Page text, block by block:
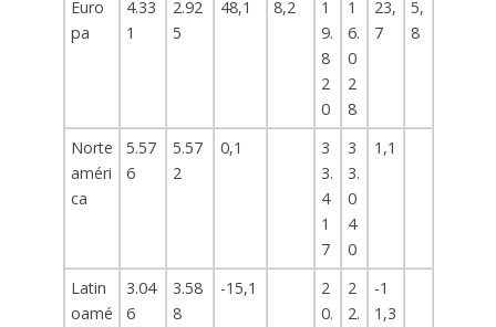
Euro
pa
4.33
1
2.92
5
48,1 8,2
1
9.
8
2
0
1
6.
0
2
8
23,
7
5,
8
Norte
améri
ca
5.57
6
5.57
2
0,1
3
3.
4
1
7
3
3.
0
4
0
1,1
Latin
oamé
3.04
6
3.58
8
-15,1
2
0.
2
2.
-1
1,3